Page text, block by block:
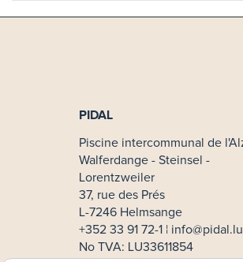
PIDAL
Piscine intercommunal de
Walferdange - Steinsel -
Lorentzweiler
37, rue des Prés
L-7246 Helmsange
+352 33 91 72-1 ¦ info@pidal.lu
No TVA: LU33611854